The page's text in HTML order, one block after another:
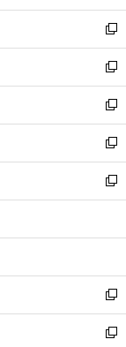
開
く
ウ
で
開
く
ン
ド
ウ
で
開
く
ウ
ィ
ン
ド
ウ
で
開
く
新
し
い
ウ
ィ
ン
ド
ウ
で
開
新
し
い
ウ
ィ
ン
ド
ウ
開
新
し
い
ウ
ィ
ン
ウ
開
く
新
し
い
ウ
ン
ウ
で
開
く
新
し
ウ
ン
ド
ウ
で
新
し
い
新